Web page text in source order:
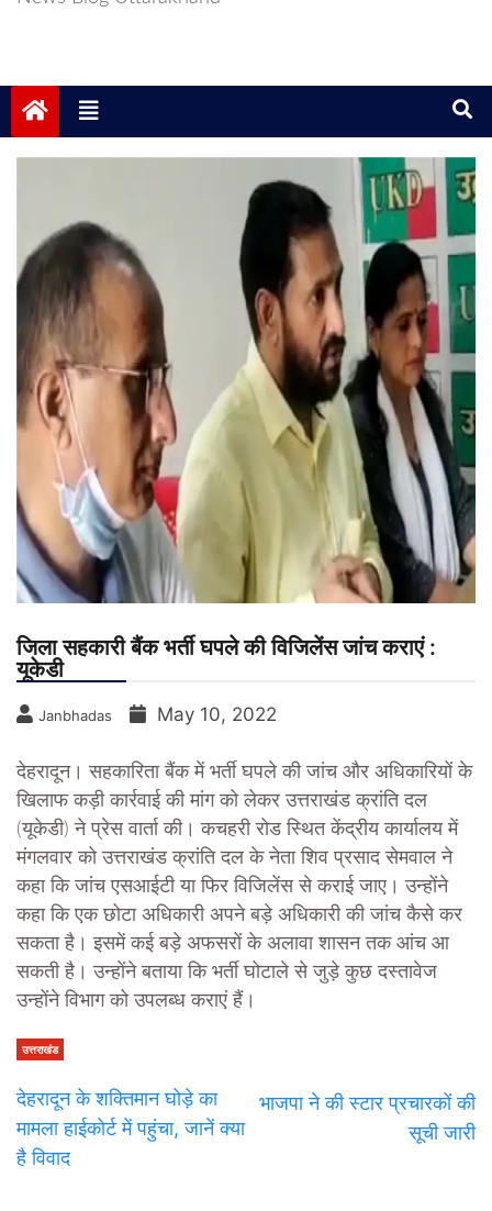
जिला सहकारी बैंक भर्ती घपले की विजिलेंस जांच कराएं :
यूकेडी
Janbhadas May 10, 2022
देहरादून। सहकारिता बैंक में भर्ती घपले की जांच और अधिकारियों के
खिलाफ कड़ी कार्रवाई की मांग को लेकर उत्तराखंड क्रांति दल
(यूकेडी) ने प्रेस वार्ता की। कचहरी रोड स्थित केंद्रीय कार्यालय में
मंगलवार को उत्तराखंड क्रांति दल के नेता शिव प्रसाद सेमवाल ने
कहा कि जांच एसआईटी या फिर विजिलेंस से कराई जाए। उन्होंने
कहा कि एक छोटा अधिकारी अपने बड़े अधिकारी की जांच कैसे कर
सकता है। इसमें कई बड़े अफसरों के अलावा शासन तक आंच आ
सकती है। उन्होंने बताया कि भर्ती घोटाले से जुड़े कुछ दस्तावेज
उन्होंने विभाग को उपलब्ध कराएं हैं।
उत्तराखंड
देहरादून के शक्तिमान घोड़े का
मामला हाईकोर्ट में पहुंचा, जानें क्या
है विवाद
भाजपा ने की स्टार प्रचारकों की
सूची जारी